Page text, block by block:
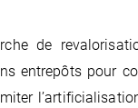
de
entrepôts pour